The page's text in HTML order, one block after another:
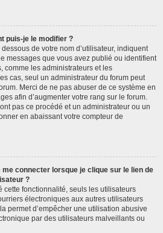
puis-je le modifier ?
de votre nom d’utilisateur, indiquent
messages que vous avez publié ou identifient
comme les administrateurs et les
cas, seul un administrateur du forum peut
Merci de ne pas abuser de ce système en
afin d’augmenter votre rang sur le forum.
pas ce procédé et un administrateur ou un
en abaissant votre compteur de
me connecter lorsque je clique sur le lien de
?
cette fonctionnalité, seuls les utilisateurs
électroniques aux autres utilisateurs
permet d’empêcher une utilisation abusive
par des utilisateurs malveillants ou